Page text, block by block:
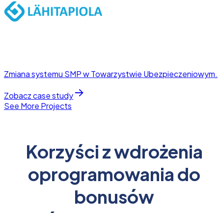
Zmiana systemu SMP w Towarzystwie Ubezpieczeniowym.
Zobacz case study
See More Projects
Korzyści z wdrożenia
oprogramowania do
bonusów